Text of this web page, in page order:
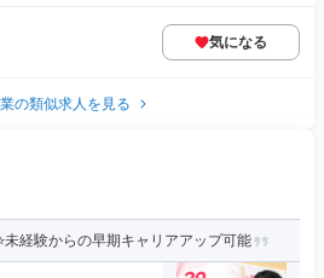
気になる
の類似求人を見る
未経験からの早期キャリアアップ可能